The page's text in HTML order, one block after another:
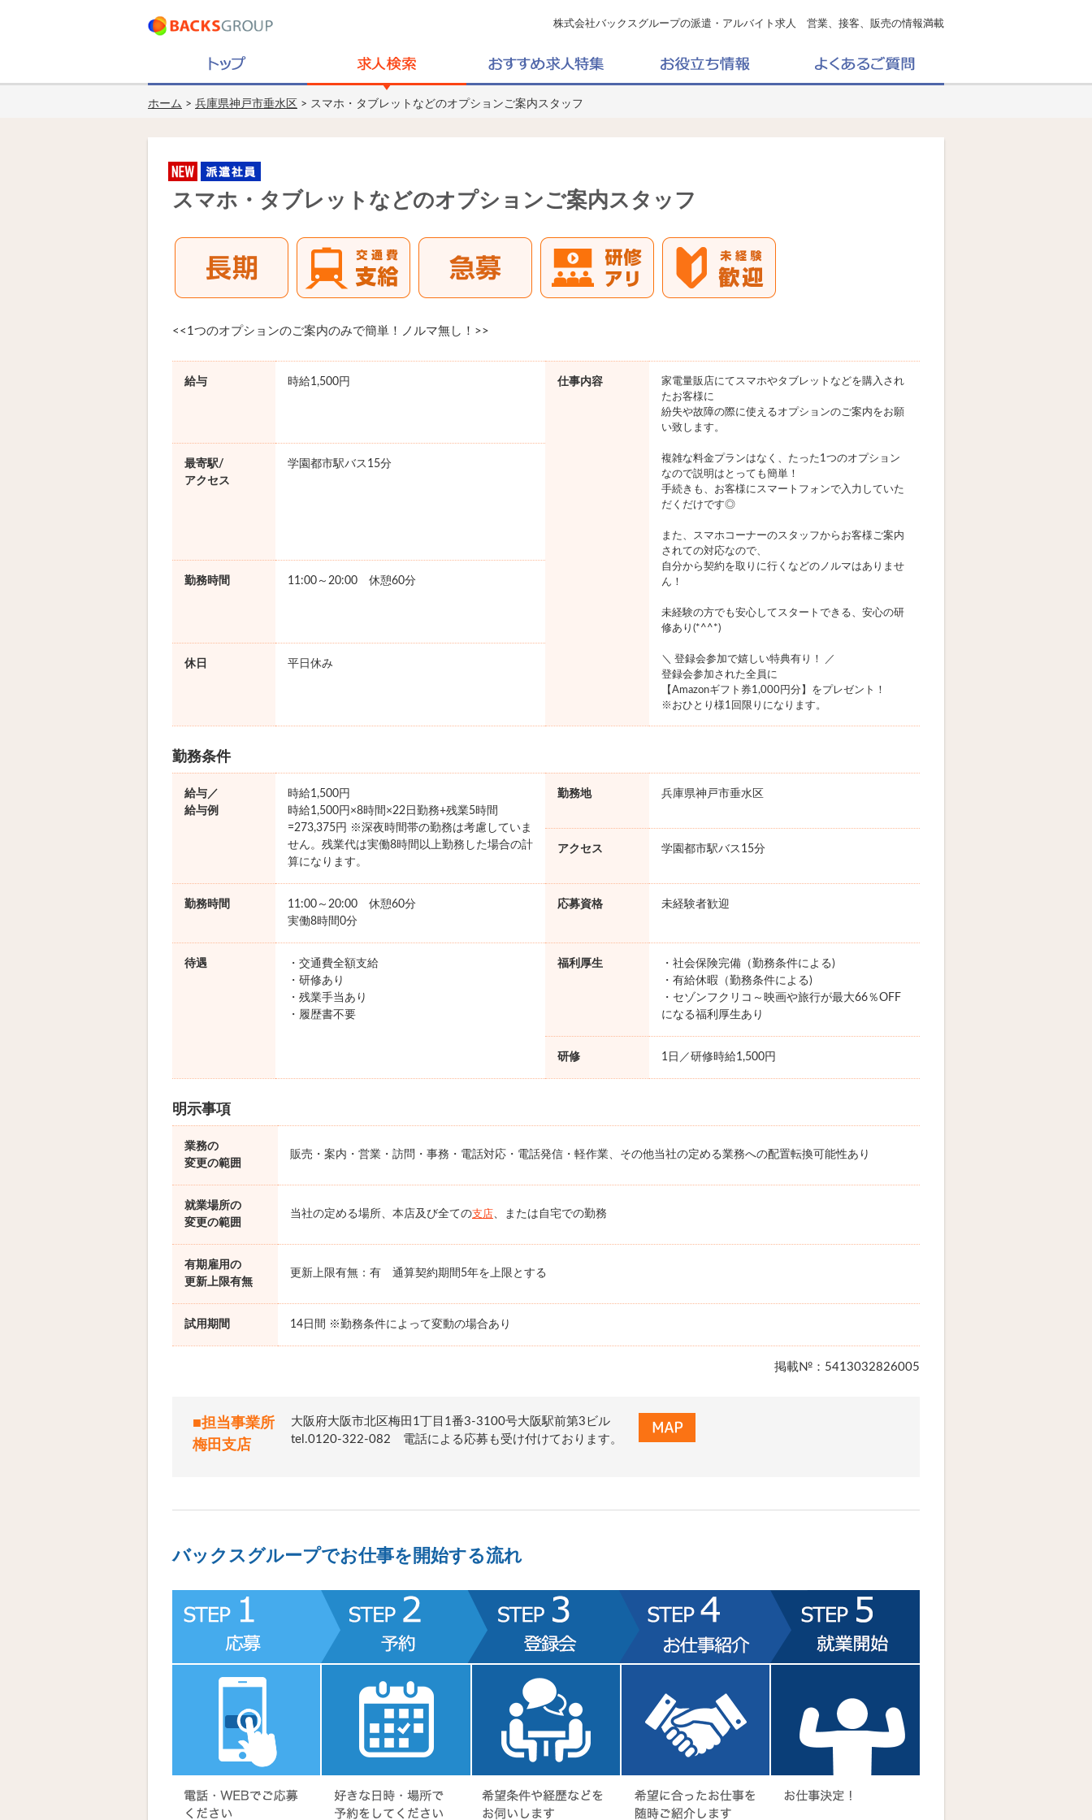
株式会社バックスグループの派遣・アルバイト求人 営業、接客、販売の情報満載
ホーム > 兵庫県神戸市垂水区 > スマホ・タブレットなどのオプションご案内スタッフ
スマホ・タブレットなどのオプションご案内スタッフ
<<1つのオプションのご案内のみで簡単！ノルマ無し！>>
給与 時給1,500円 仕事内容
家電量販店にてスマホやタブレットなどを購入され
たお客様に
紛失や故障の際に使えるオプションのご案内をお願
い致します。
複雑な料金プランはなく、たった1つのオプション
なので説明はとっても簡単！
手続きも、お客様にスマートフォンで入力していた
だくだけです◎
また、スマホコーナーのスタッフからお客様ご案内
されての対応なので、
自分から契約を取りに行くなどのノルマはありませ
ん！
未経験の方でも安心してスタートできる、安心の研
修あり(*^^*)
＼ 登録会参加で嬉しい特典有り！ ／
登録会参加された全員に
【Amazonギフト券1,000円分】をプレゼント！
※おひとり様1回限りになります。
最寄駅/
アクセス
学園都市駅バス15分
勤務時間 11:00～20:00 休憩60分
休日 平日休み
勤務条件
給与／
給与例
時給1,500円
時給1,500円×8時間×22日勤務+残業5時間
=273,375円 ※深夜時間帯の勤務は考慮していま
せん。残業代は実働8時間以上勤務した場合の計
算になります。
勤務地 兵庫県神戸市垂水区
アクセス 学園都市駅バス15分
勤務時間
11:00～20:00 休憩60分
実働8時間0分
応募資格 未経験者歓迎
待遇
・交通費全額支給
・研修あり
・残業手当あり
・履歴書不要
福利厚生
・社会保険完備（勤務条件による)
・有給休暇（勤務条件による)
・セゾンフクリコ～映画や旅行が最大66％OFF
になる福利厚生あり
研修 1日／研修時給1,500円
明示事項
業務の
変更の範囲
販売・案内・営業・訪問・事務・電話対応・電話発信・軽作業、その他当社の定める業務への配置転換可能性あり
就業場所の
変更の範囲
当社の定める場所、本店及び全ての支店、または自宅での勤務
有期雇用の
更新上限有無
更新上限有無：有 通算契約期間5年を上限とする
試用期間 14日間 ※勤務条件によって変動の場合あり
掲載№：5413032826005
■担当事業所
梅田支店
大阪府大阪市北区梅田1丁目1番3-3100号大阪駅前第3ビル
tel.0120-322-082 電話による応募も受け付けております。
バックスグループでお仕事を開始する流れ